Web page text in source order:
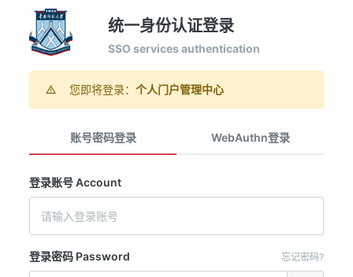
统一身份认证登录
SSO services authentication
您即将登录： 个人门户管理中心
账号密码登录 WebAuthn登录
登录账号 Account
忘记密码?
登录密码 Password